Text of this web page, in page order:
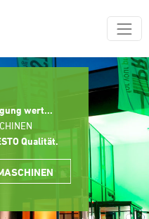
wert...
Qualität.